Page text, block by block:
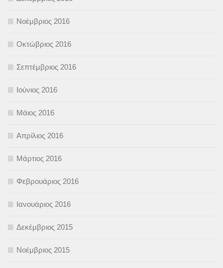
Νοέμβριος 2016
Οκτώβριος 2016
Σεπτέμβριος 2016
Ιούνιος 2016
Μάιος 2016
Απρίλιος 2016
Μάρτιος 2016
Φεβρουάριος 2016
Ιανουάριος 2016
Δεκέμβριος 2015
Νοέμβριος 2015